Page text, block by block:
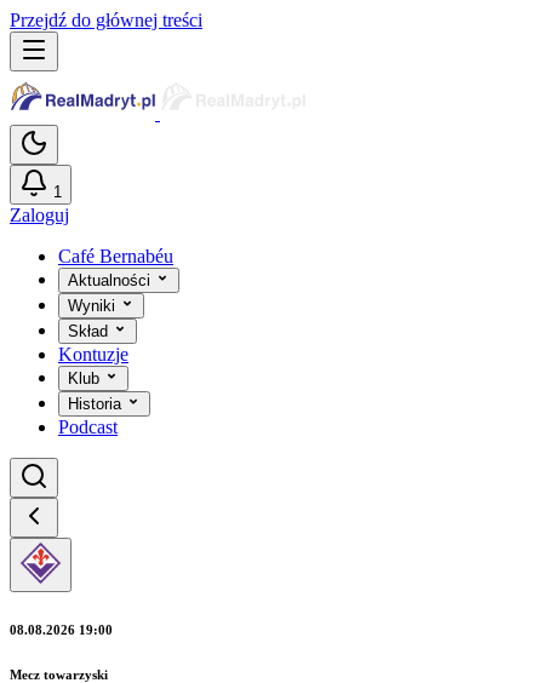
Przejdź do głównej treści
1
Zaloguj
Café Bernabéu
Aktualności
Wyniki
Skład
Kontuzje
Klub
Historia
Podcast
08.08.2026 19:00
Mecz towarzyski